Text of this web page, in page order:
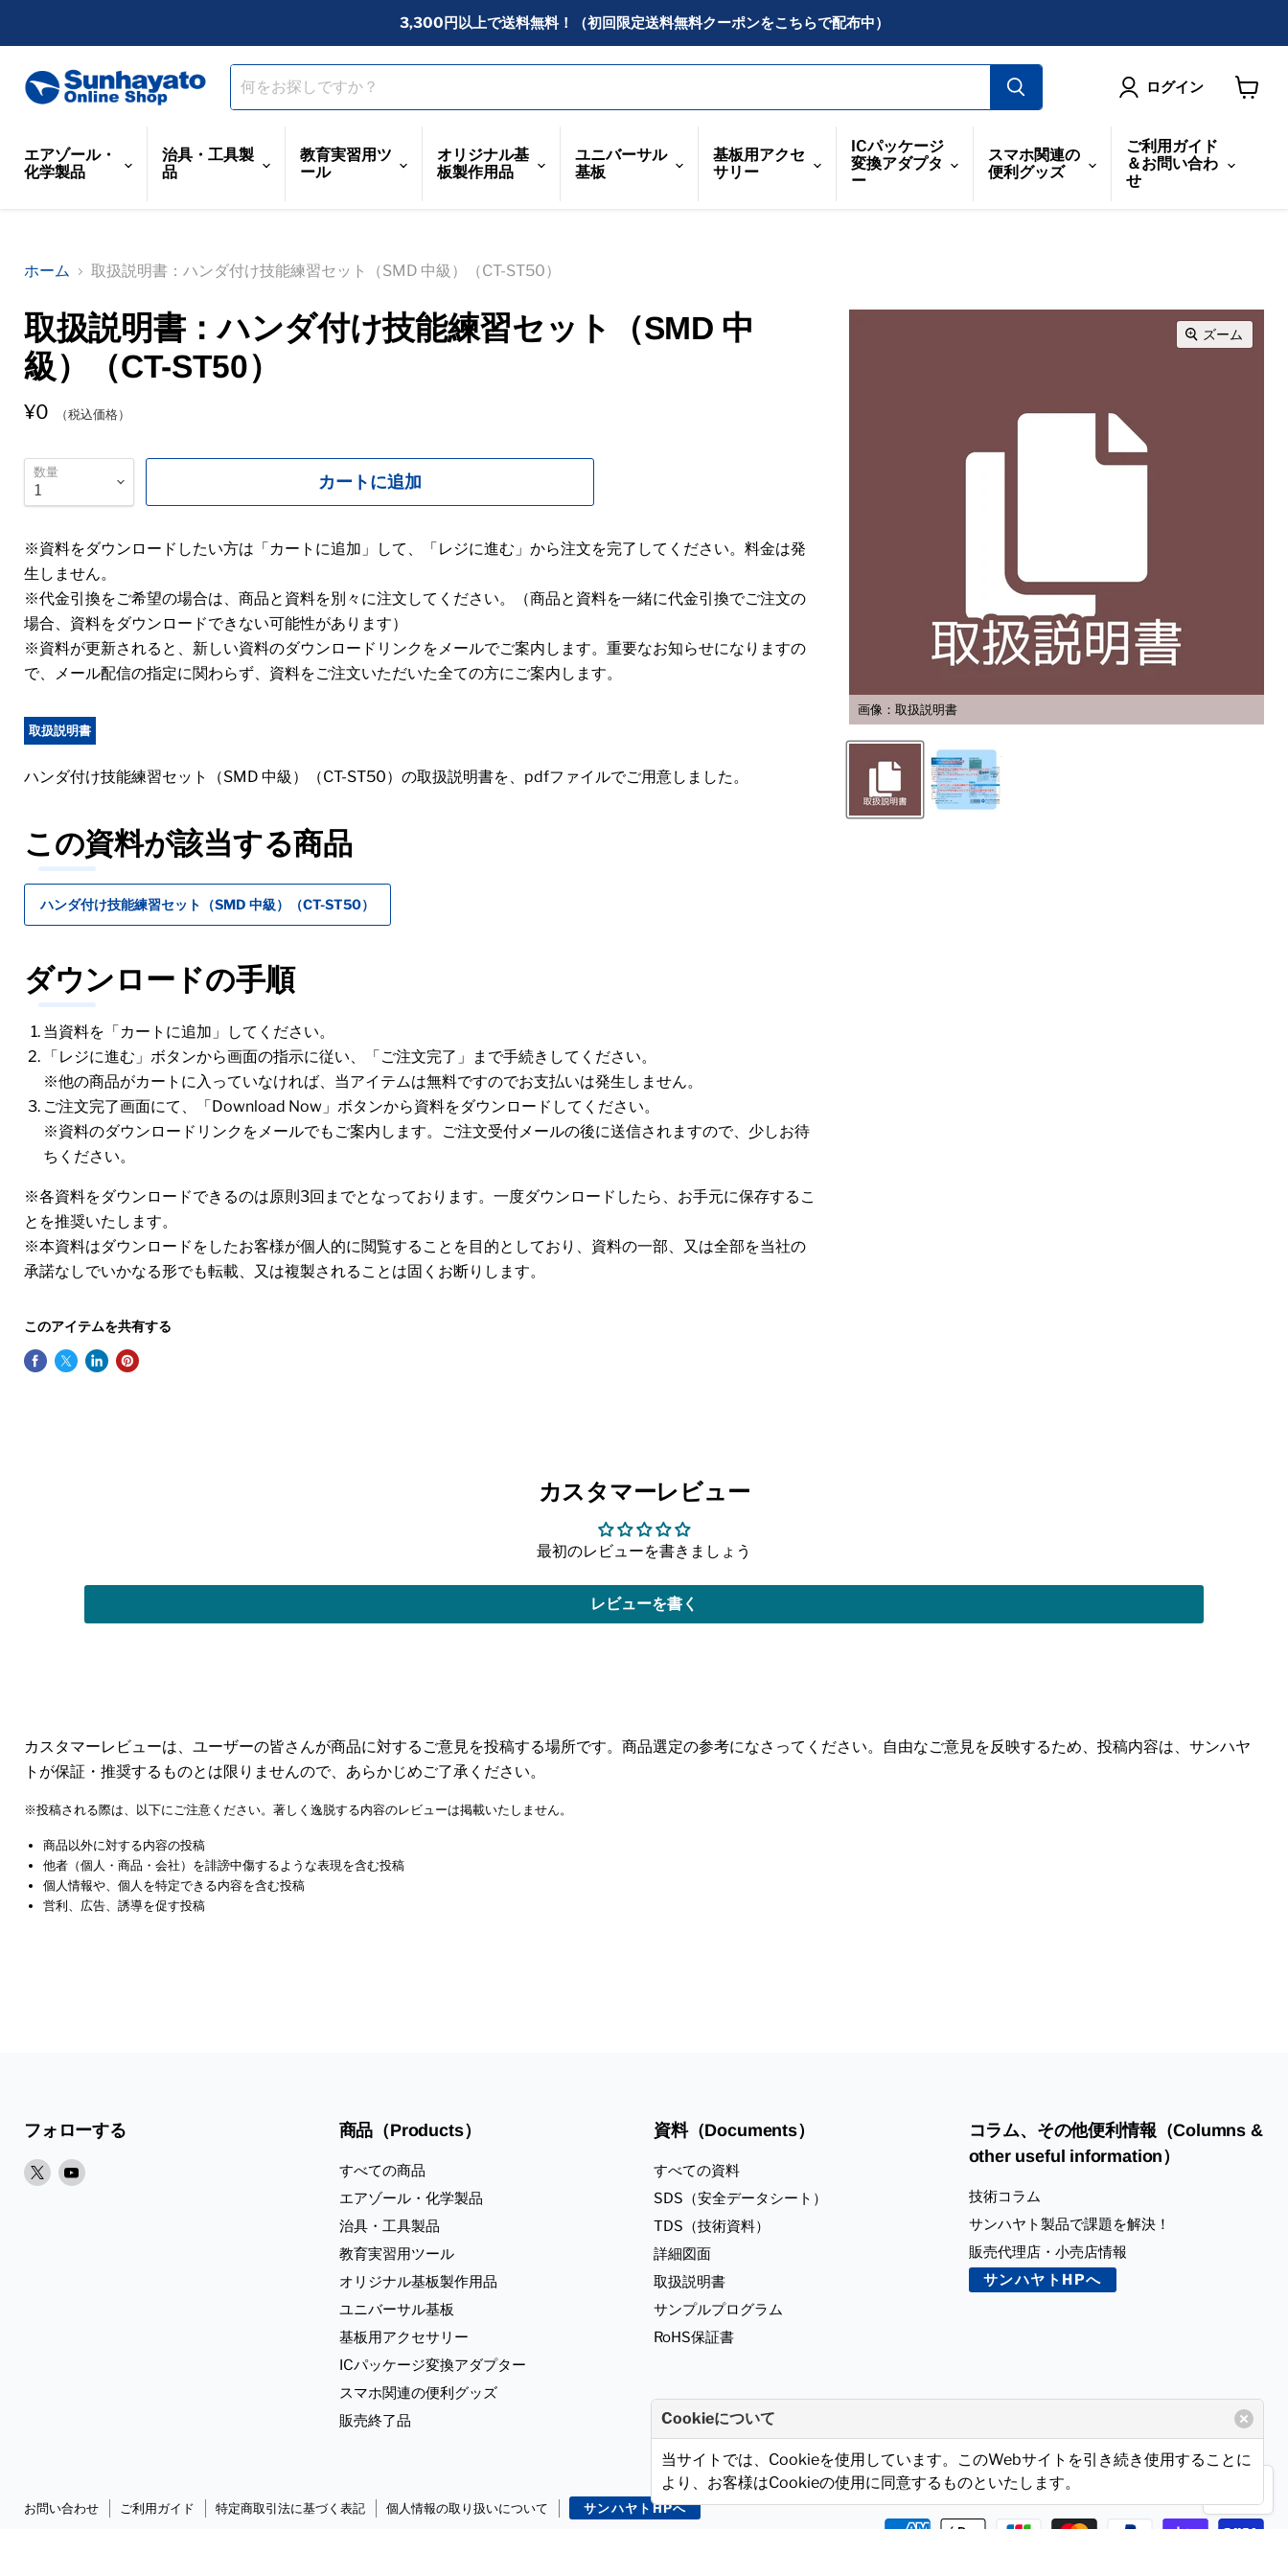
3,300円以上で送料無料！（初回限定送料無料クーポンをこちらで配布中）
ログイン
エアゾール・
化学製品
治具・工具製
品
教育実習用ツ
ール
オリジナル基
板製作用品
ユニバーサル
基板
基板用アクセ
サリー
ICパッケージ
変換アダプタ
ー
スマホ関連の
便利グッズ
ご利用ガイド
＆お問い合わ
せ
ホーム 取扱説明書：ハンダ付け技能練習セット（SMD 中級）（CT-ST50）
画像：取扱説明書
ズーム
取扱説明書：ハンダ付け技能練習セット（SMD 中
級）（CT-ST50）
¥0 （税込価格）
数量 カートに追加
※資料をダウンロードしたい方は「カートに追加」して、「レジに進む」から注文を完了してください。料金は発
生しません。
※代金引換をご希望の場合は、商品と資料を別々に注文してください。（商品と資料を一緒に代金引換でご注文の
場合、資料をダウンロードできない可能性があります）
※資料が更新されると、新しい資料のダウンロードリンクをメールでご案内します。重要なお知らせになりますの
で、メール配信の指定に関わらず、資料をご注文いただいた全ての方にご案内します。
取扱説明書
ハンダ付け技能練習セット（SMD 中級）（CT-ST50）の取扱説明書を、pdfファイルでご用意しました。
この資料が該当する商品
ハンダ付け技能練習セット（SMD 中級）（CT-ST50）
ダウンロードの手順
当資料を「カートに追加」してください。
「レジに進む」ボタンから画面の指示に従い、「ご注文完了」まで手続きしてください。
※他の商品がカートに入っていなければ、当アイテムは無料ですのでお支払いは発生しません。
ご注文完了画面にて、「Download Now」ボタンから資料をダウンロードしてください。
※資料のダウンロードリンクをメールでもご案内します。ご注文受付メールの後に送信されますので、少しお待
ちください。
※各資料をダウンロードできるのは原則3回までとなっております。一度ダウンロードしたら、お手元に保存するこ
とを推奨いたします。
※本資料はダウンロードをしたお客様が個人的に閲覧することを目的としており、資料の一部、又は全部を当社の
承諾なしでいかなる形でも転載、又は複製されることは固くお断りします。
このアイテムを共有する
カスタマーレビュー
最初のレビューを書きましょう
レビューを書く
カスタマーレビューは、ユーザーの皆さんが商品に対するご意見を投稿する場所です。商品選定の参考になさってください。自由なご意見を反映するため、投稿内容は、サンハヤ
トが保証・推奨するものとは限りませんので、あらかじめご了承ください。
※投稿される際は、以下にご注意ください。著しく逸脱する内容のレビューは掲載いたしません。
商品以外に対する内容の投稿
他者（個人・商品・会社）を誹謗中傷するような表現を含む投稿
個人情報や、個人を特定できる内容を含む投稿
営利、広告、誘導を促す投稿
フォローする
X
Youtube
商品（Products）
すべての商品
エアゾール・化学製品
治具・工具製品
教育実習用ツール
オリジナル基板製作用品
ユニバーサル基板
基板用アクセサリー
ICパッケージ変換アダプター
スマホ関連の便利グッズ
販売終了品
資料（Documents）
すべての資料
SDS（安全データシート）
TDS（技術資料）
詳細図面
取扱説明書
サンプルプログラム
RoHS保証書
コラム、その他便利情報（Columns &
other useful information）
技術コラム
サンハヤト製品で課題を解決！
販売代理店・小売店情報
サンハヤトHPへ
お問い合わせ ご利用ガイド 特定商取引法に基づく表記 個人情報の取り扱いについて
サンハヤトHPへ
Cookieについて
当サイトでは、Cookieを使用しています。このWebサイトを引き続き使用することに
より、お客様はCookieの使用に同意するものといたします。